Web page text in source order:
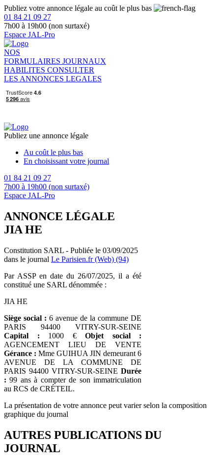
Publiez votre annonce légale au coût le plus bas
01 84 21 09 27
7h00 à 19h00 (non surtaxé)
Espace JAL-Pro
NOS
FORMULAIRES JOURNAUX
HABILITES CONSULTER
LES ANNONCES LEGALES
Publiez une annonce légale
Au coût le plus bas
En choisissant votre journal
01 84 21 09 27
7h00 à 19h00 (non surtaxé)
Espace JAL-Pro
ANNONCE LÉGALE
JIA HE
Constitution SARL - Publiée le 03/09/2025
dans le journal Le Parisien.fr (Web) (94)
Par ASSP en date du 26/07/2025, il a été
constitué une SARL dénommée :
JIA HE
Siège social : 6 avenue de la commune DE
PARIS 94400 VITRY-SUR-SEINE
Capital : 1000 € Objet social :
AGENCEMENT LIEU DE VENTE
Gérance : Mme GUIHUA JIN demeurant 6
AVENUE DE LA COMMUNE DE
PARIS 94400 VITRY-SUR-SEINE Durée
: 99 ans à compter de son immatriculation
au RCS de CRÉTEIL.
La présentation de votre annonce peut varier selon la composition
graphique du journal
AUTRES PUBLICATIONS DU
JOURNAL